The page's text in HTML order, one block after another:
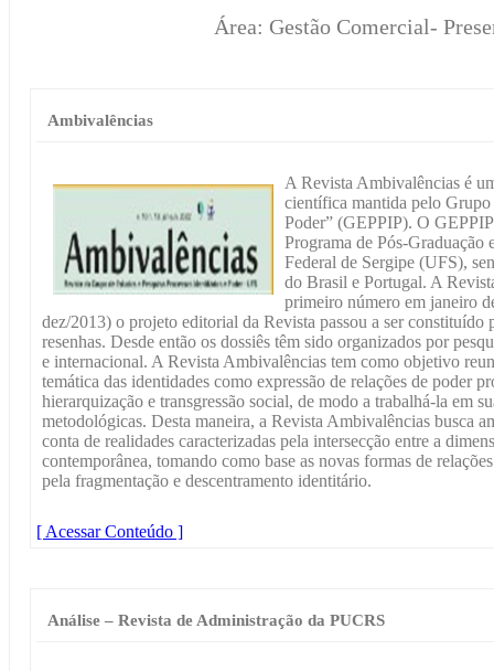
Área: Gestão Comercial-
Ambivalências
A Revista Ambivalências é
científica mantida pelo Grupo
Poder” (GEPPIP). O
Programa de Pós-
Federal de Sergipe (UFS),
do Brasil e Portugal. A
primeiro número em janeiro
dez/2013) o projeto editorial da Revista passou a ser constituído
resenhas. Desde então os dossiês têm sido organizados por
e internacional. A Revista Ambivalências tem como objetivo
temática das identidades como expressão de relações de poder
hierarquização e transgressão social, de modo a trabalhá-la em
metodológicas. Desta maneira, a Revista Ambivalências busca
conta de realidades caracterizadas pela intersecção entre a
contemporânea, tomando como base as novas formas de
pela fragmentação e descentramento identitário.
[ Acessar Conteúdo ]
Análise – Revista de Administração da PUCRS